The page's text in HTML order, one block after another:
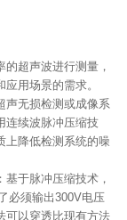
用场景的需求。